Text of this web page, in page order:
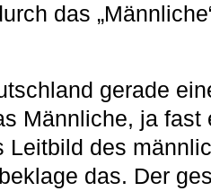
das
gerade
Männliche, ja fast
Leitbild des
das. Der